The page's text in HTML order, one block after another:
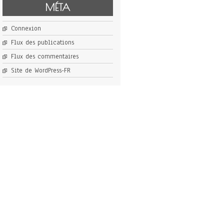
MÉTA
Connexion
Flux des publications
Flux des commentaires
Site de WordPress-FR